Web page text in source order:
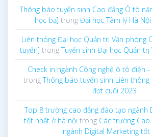
Thông báo tuyển sinh Cao đẳng Ô tô
học bạ] trong Đại học Tâm lý Hà
Liên thông Đại học Quản trị Văn phòng
tuyển] trongTuyển sinh Đại học Quản trị
Check in ngành Công nghệ ô tô điện
trongThông báo tuyển sinh Liên thông
đợt cuối 2023
Top 8 trường cao đẳng đào tạo ngành
tốt nhất ở hà nội trong Các trường
ngành Digital Marketing tốt